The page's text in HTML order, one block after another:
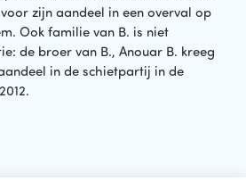
zijn aandeel in een overval op
Ook familie van B. is niet
de broer van B., Anouar B. kreeg
in de schietpartij in de